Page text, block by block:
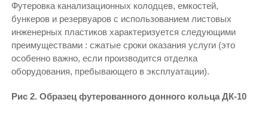
Футеровка канализационных колодцев, емкостей,
бункеров и резервуаров с использованием листовых
инженерных пластиков характеризуется следующими
преимуществами : сжатые сроки оказания услуги (это
особенно важно, если производится отделка
оборудования, пребывающего в эксплуатации).
Рис 2. Образец футерованного донного кольца ДК-10